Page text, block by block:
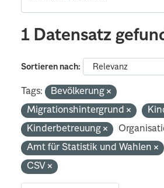
1 Datensatz
Sortieren nach
Tags:
Bevölkerung
Migrationshintergrund
Kinderbetreuung
Amt für Statistik und Wahlen
CSV